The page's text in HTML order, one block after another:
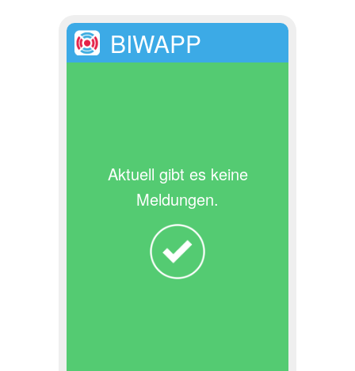
BIWAPP
Aktuell gibt es keine
Meldungen.